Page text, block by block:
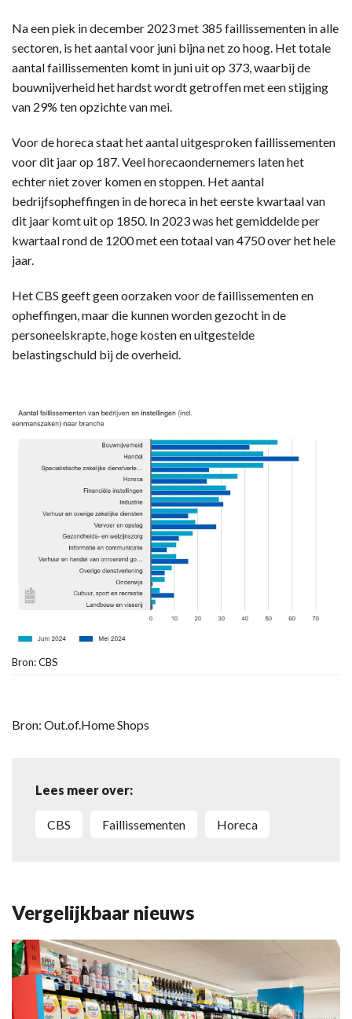
Na een piek in december 2023 met 385 faillissementen in alle
sectoren, is het aantal voor juni bijna net zo hoog. Het totale
aantal faillissementen komt in juni uit op 373, waarbij de
bouwnijverheid het hardst wordt getroffen met een stijging
van 29% ten opzichte van mei.
Voor de horeca staat het aantal uitgesproken faillissementen
voor dit jaar op 187. Veel horecaondernemers laten het
echter niet zover komen en stoppen. Het aantal
bedrijfsopheffingen in de horeca in het eerste kwartaal van
dit jaar komt uit op 1850. In 2023 was het gemiddelde per
kwartaal rond de 1200 met een totaal van 4750 over het hele
jaar.
Het CBS geeft geen oorzaken voor de faillissementen en
opheffingen, maar die kunnen worden gezocht in de
personeelskrapte, hoge kosten en uitgestelde
belastingschuld bij de overheid.
Bron: CBS
Bron: Out.of.Home Shops
Lees meer over:
CBS faillissementen horeca
Vergelijkbaar nieuws